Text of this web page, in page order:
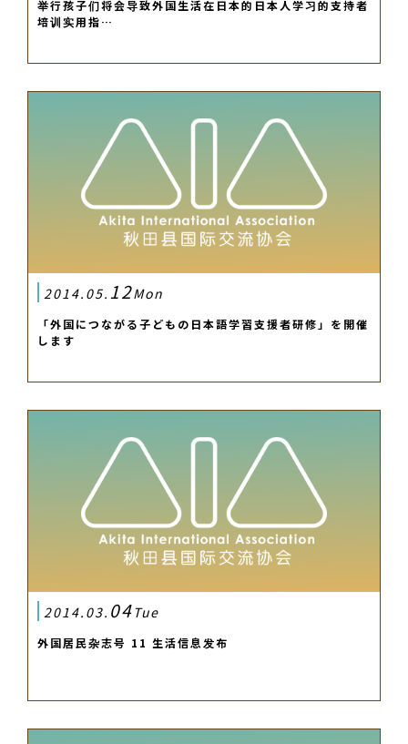
举行孩子们将会导致外国生活在日本的日本人学习的支持者
培训实用指…
2014.05. 12Mon
「外国につながる子どもの日本語学習支援者研修」を開催
します
2014.03. 04Tue
外国居民杂志号 11 生活信息发布